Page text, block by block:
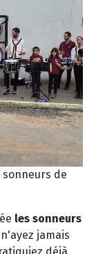
sonneurs de
les sonneurs
jamais